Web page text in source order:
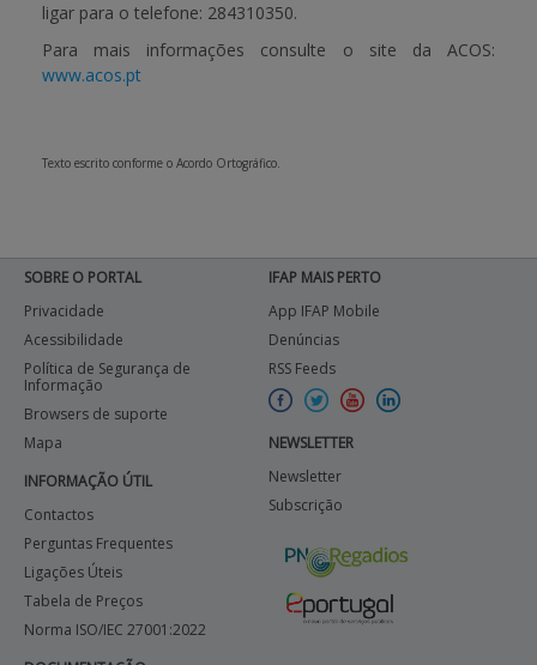
ligar para o telefone: 284310350.
Para mais informações consulte o site da ACOS:
www.acos.pt
Texto escrito conforme o Acordo Ortográfico.
SOBRE O PORTAL
Privacidade
Acessibilidade
Política de Segurança de
Informação
Browsers de suporte
Mapa
INFORMAÇÃO ÚTIL
Contactos
Perguntas Frequentes
Ligações Úteis
Tabela de Preços
Norma ISO/IEC 27001:2022
IFAP MAIS PERTO
App IFAP Mobile
Denúncias
RSS Feeds
NEWSLETTER
Newsletter
Subscrição